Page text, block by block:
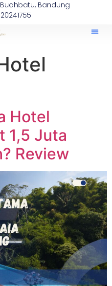
Buahbatu, Bandung
Hotel
1,5 Juta
Review